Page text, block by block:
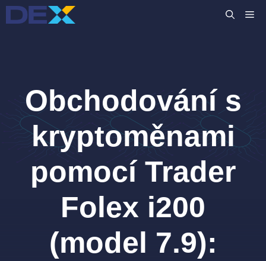
Přeskočit
na
Obchodování s
kryptoměnami
pomocí Trader
Folex i200
(model 7.9):